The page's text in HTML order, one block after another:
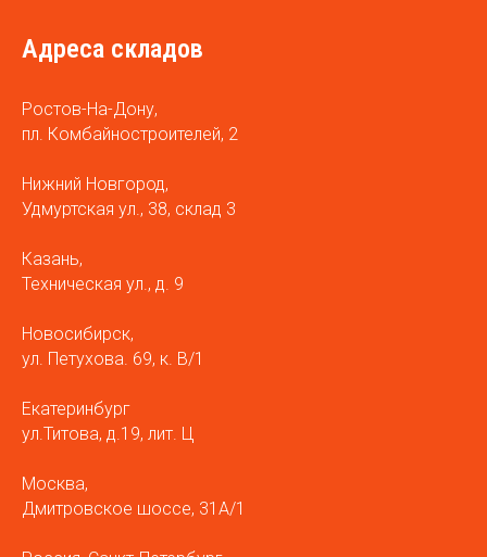
Адреса складов
Ростов-На-Дону,
пл. Комбайностроителей, 2
Нижний Новгород,
Удмуртская ул., 38, склад 3
Казань,
Техническая ул., д. 9
Новосибирск,
ул. Петухова. 69, к. В/1
Екатеринбург
ул.Титова, д.19, лит. Ц
Москва,
Дмитровское шоссе, 31А/1